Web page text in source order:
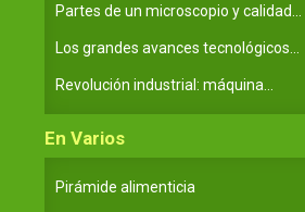
Partes de un microscopio y calidad...
Los grandes avances tecnológicos...
Revolución industrial: máquina...
En Varios
Pirámide alimenticia